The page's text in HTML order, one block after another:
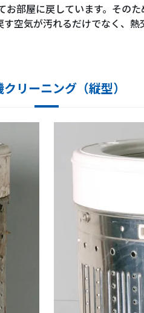
部屋に戻しています。その
空気が汚れるだけでなく、
リーニング（縦型）